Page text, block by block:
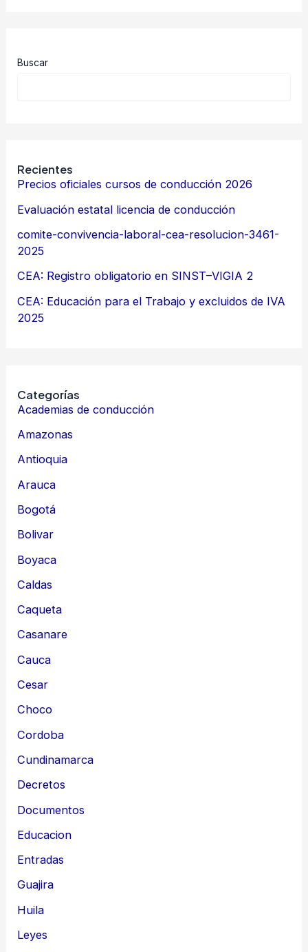
Buscar
Recientes
Precios oficiales cursos de conducción 2026
Evaluación estatal licencia de conducción
comite-convivencia-laboral-cea-resolucion-3461-
2025
CEA: Registro obligatorio en SINST–VIGIA 2
CEA: Educación para el Trabajo y excluidos de IVA
2025
Categorías
Academias de conducción
Amazonas
Antioquia
Arauca
Bogotá
Bolivar
Boyaca
Caldas
Caqueta
Casanare
Cauca
Cesar
Choco
Cordoba
Cundinamarca
Decretos
Documentos
Educacion
Entradas
Guajira
Huila
Leyes